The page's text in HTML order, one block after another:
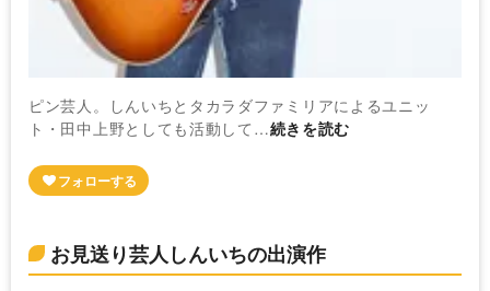
ピン芸人。しんいちとタカラダファミリアによるユニッ
ト・田中上野としても活動して…続きを読む
お見送り芸人しんいちの出演作